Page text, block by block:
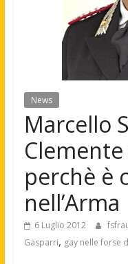
News
Marcello
perchè è
nell’Arma
6 Luglio 2012
Gasparri, gay nelle forse